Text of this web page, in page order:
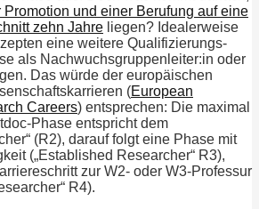
und einer Berufung auf eine
zehn Jahre liegen? Idealerweise
eine weitere Qualifizierungs-
als Nachwuchsgruppenleiter:in oder
Das würde der europäischen
(European
Careers) entsprechen: Die maximal
Phase entspricht dem
(R2), darauf folgt eine Phase mit
(„Established Researcher“ R3),
zur W2- oder W3-Professur
R4).